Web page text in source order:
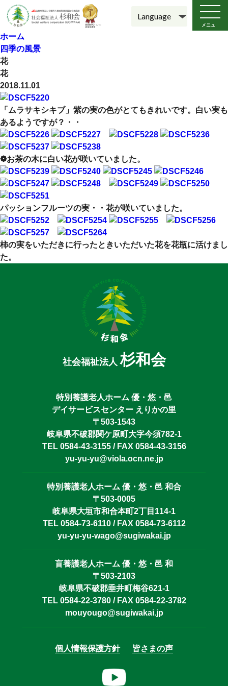
メニュ
ー
ホーム
四季の風景
花
花
2018.11.01
「ムラサキシキブ」紫の実の色がとてもきれいです。白い実も
あるようですが？・・
❁お茶の木に白い花が咲いていました。
パッションフルーツの実・・花が咲いていました。
柿の実をいただきに行ったときいただいた花を花瓶に活けまし
た。
社会福祉法人杉和会
特別養護老人ホーム 優・悠・邑
デイサービスセンター えりかの里
〒503-1543
岐阜県不破郡関ケ原町大字今須782-1
TEL 0584-43-3155 / FAX 0584-43-3156
yu-yu-yu@viola.ocn.ne.jp
特別養護老人ホーム 優・悠・邑 和合
〒503-0005
岐阜県大垣市和合本町2丁目114-1
TEL 0584-73-6110 / FAX 0584-73-6112
yu-yu-yu-wago@sugiwakai.jp
盲養護老人ホーム 優・悠・邑 和
〒503-2103
岐阜県不破郡垂井町梅谷621-1
TEL 0584-22-3780 / FAX 0584-22-3782
mouyougo@sugiwakai.jp
個人情報保護方針 皆さまの声